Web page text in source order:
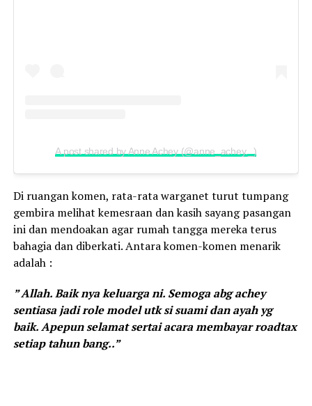
A post shared by Anne Achey (@anne_achey._)
Di ruangan komen, rata-rata warganet turut tumpang
gembira melihat kemesraan dan kasih sayang pasangan
ini dan mendoakan agar rumah tangga mereka terus
bahagia dan diberkati. Antara komen-komen menarik
adalah :
” Allah. Baik nya keluarga ni. Semoga abg achey
sentiasa jadi role model utk si suami dan ayah yg
baik. Apepun selamat sertai acara membayar roadtax
setiap tahun bang..”